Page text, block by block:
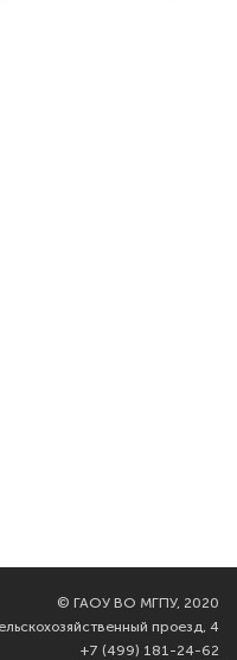
© ГАОУ ВО МГПУ, 2020
проезд, 4
+7 (499) 181-24-62